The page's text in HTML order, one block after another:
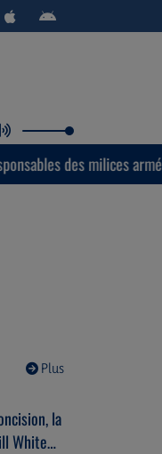
milices armées
Plus
la
White